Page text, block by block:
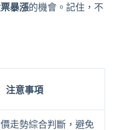
暴漲的機會。記住，不
注意事項
走勢綜合判斷，避免